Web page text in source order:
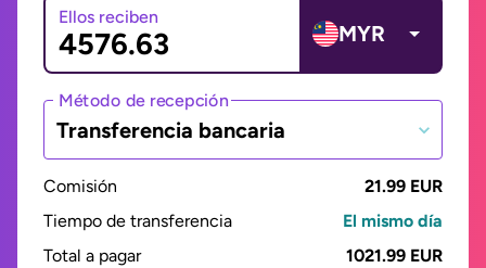
Ellos reciben
MYR
Método de recepción
Transferencia bancaria
Comisión
21.99 EUR
Tiempo de transferencia
El mismo día
Total a pagar
1021.99 EUR